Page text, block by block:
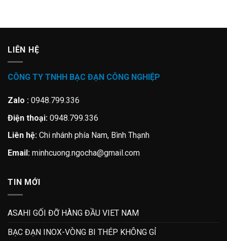
LIÊN HỆ
CÔNG TY TNHH BẠC ĐẠN CÔNG NGHIỆP
Zalo : 0948.799.336
Điện thoại: 0948.799.336
Liên hệ: Chi nhánh phía Nam, Bình Thạnh
Email: minhcuong.ngocha@gmail.com
TIN MỚI
ASAHI GỐI ĐỠ HÀNG ĐẦU VIET NAM
BẠC ĐẠN INOX-VÒNG BI THÉP KHÔNG GỈ